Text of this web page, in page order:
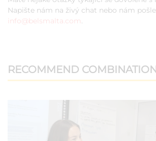
Napište nám na živý chat nebo nám
info@belsmalta.com.
RECOMMEND